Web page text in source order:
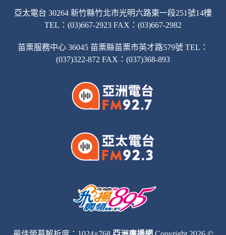
亞太電台 30264 新竹縣竹北市光明六路東一段251號14樓
TEL：(03)667-2923 FAX：(03)667-2982
苗栗服務中心 36045 苗栗縣苗栗市英才路579號 TEL：
(037)322-872 FAX：(037)368-893